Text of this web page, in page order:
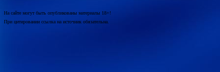
На сайте могут быть опубликованы материалы 18+!
При цитировании ссылка на источник обязательна.